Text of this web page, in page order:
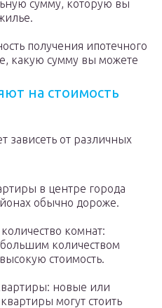
сумму, которую вы
получения ипотечного
какую сумму вы можете
на стоимость
зависеть от различных
в центре города
обычно дороже.
комнат:
количеством
стоимость.
новые или
могут стоить